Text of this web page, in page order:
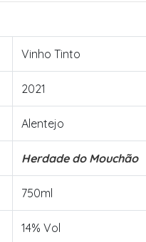
Vinho Tinto
2021
Alentejo
Herdade do Mouchão
750ml
14% Vol